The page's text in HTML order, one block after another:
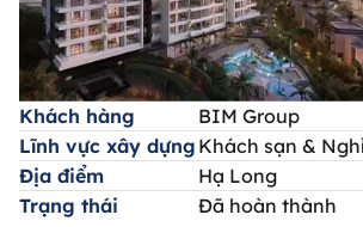
Khách hàng
BIM Group
Lĩnh vực xây dựng Khách sạn &
Địa điểm
Hạ Long
Trạng thái
Đã hoàn thành